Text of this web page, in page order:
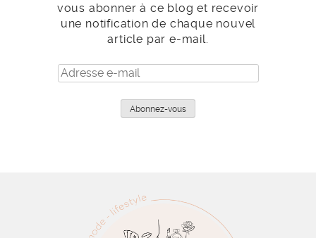
vous abonner à ce blog et recevoir
une notification de chaque nouvel
article par e-mail.
Adresse
e-
Abonnez-vous